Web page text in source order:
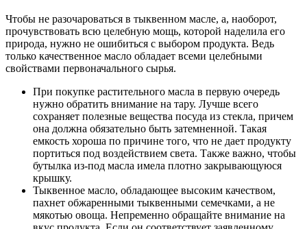
Чтобы не разочароваться в тыквенном масле, а, наоборот,
прочувствовать всю целебную мощь, которой наделила его
природа, нужно не ошибиться с выбором продукта. Ведь
только качественное масло обладает всеми целебными
свойствами первоначального сырья.
При покупке растительного масла в первую очередь
нужно обратить внимание на тару. Лучше всего
сохраняет полезные вещества посуда из стекла, причем
она должна обязательно быть затемненной. Такая
емкость хороша по причине того, что не дает продукту
портиться под воздействием света. Также важно, чтобы
бутылка из-под масла имела плотно закрывающуюся
крышку.
Тыквенное масло, обладающее высоким качеством,
пахнет обжаренными тыквенными семечками, а не
мякотью овоща. Непременно обращайте внимание на